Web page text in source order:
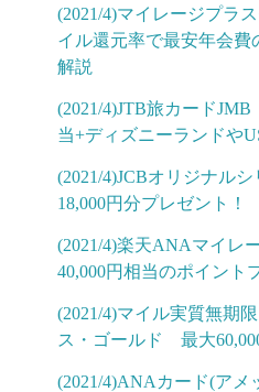
(2021/4)マイレージプラ
イル還元率で最安年会費
解説
(2021/4)JTB旅カード
当+ディズニーランドや
(2021/4)JCBオリジナル
18,000円分プレゼント！
(2021/4)楽天ANAマイ
40,000円相当のポイント
(2021/4)マイル実質無期
ス・ゴールド 最大
(2021/4)ANAカード(アメ